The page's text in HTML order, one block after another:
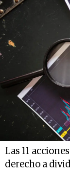
Las 11
derecho a